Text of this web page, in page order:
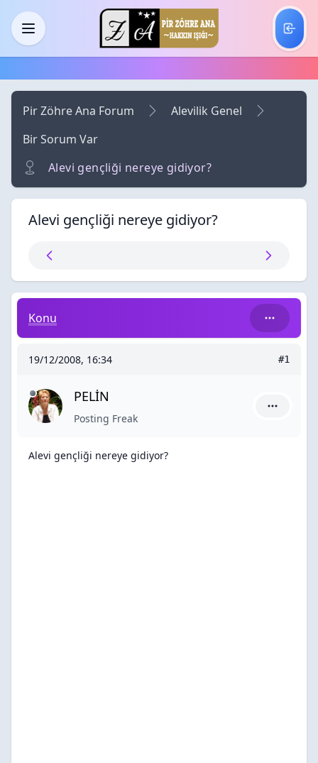
Skip to main content
Menü
Pir Zöhre Ana Forum
Alevilik Genel
Bir Sorum Var
Alevi gençliği nereye gidiyor?
Alevi gençliği nereye gidiyor?
Alevi gençliği nereye gidiyor?
Konu
19/12/2008, 16:34 #1
PELİN
Posting Freak
Alevi gençliği nereye gidiyor?